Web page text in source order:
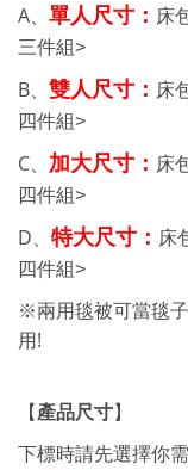
A、 單人尺寸： 床
三件組>
B、 雙人尺寸： 床
四件組>
C、 加大尺寸： 床
四件組>
D、 特大尺寸： 床
四件組>
※兩用毯被可當毯
用 !
【 產品尺寸】
下標時請先選擇你